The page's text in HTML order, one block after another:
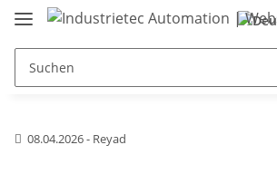
08.04.2026 - Reyad